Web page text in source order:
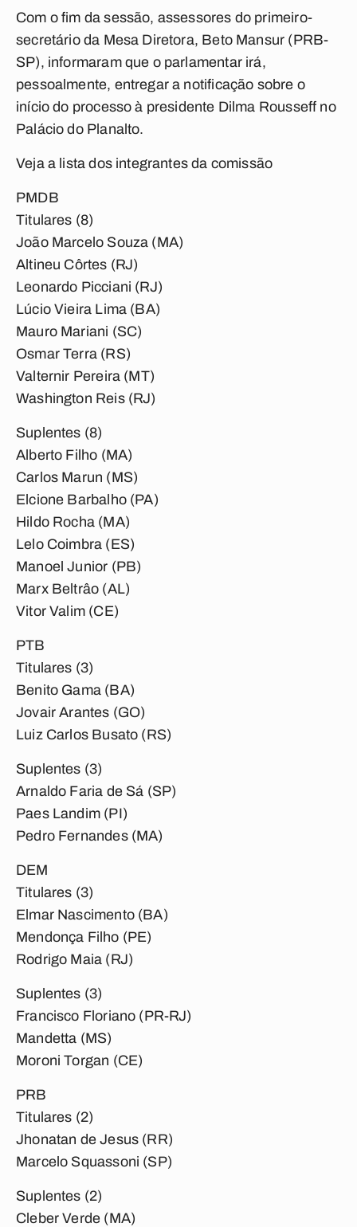
Com o fim da sessão, assessores do primeiro-
secretário da Mesa Diretora, Beto Mansur (PRB-
SP), informaram que o parlamentar irá,
pessoalmente, entregar a notificação sobre o
início do processo à presidente Dilma Rousseff no
Palácio do Planalto.
Veja a lista dos integrantes da comissão
PMDB
Titulares (8)
João Marcelo Souza (MA)
Altineu Côrtes (RJ)
Leonardo Picciani (RJ)
Lúcio Vieira Lima (BA)
Mauro Mariani (SC)
Osmar Terra (RS)
Valternir Pereira (MT)
Washington Reis (RJ)
Suplentes (8)
Alberto Filho (MA)
Carlos Marun (MS)
Elcione Barbalho (PA)
Hildo Rocha (MA)
Lelo Coimbra (ES)
Manoel Junior (PB)
Marx Beltrâo (AL)
Vitor Valim (CE)
PTB
Titulares (3)
Benito Gama (BA)
Jovair Arantes (GO)
Luiz Carlos Busato (RS)
Suplentes (3)
Arnaldo Faria de Sá (SP)
Paes Landim (PI)
Pedro Fernandes (MA)
DEM
Titulares (3)
Elmar Nascimento (BA)
Mendonça Filho (PE)
Rodrigo Maia (RJ)
Suplentes (3)
Francisco Floriano (PR-RJ)
Mandetta (MS)
Moroni Torgan (CE)
PRB
Titulares (2)
Jhonatan de Jesus (RR)
Marcelo Squassoni (SP)
Suplentes (2)
Cleber Verde (MA)